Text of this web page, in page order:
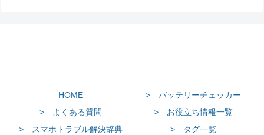
HOME
> バッテリーチェッカー
> よくある質問
> お役立ち情報一覧
> スマホトラブル解決辞典
> タグ一覧